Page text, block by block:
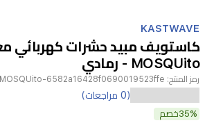
1
of
1
KASTWAVE
MOSQUito - رمادي
رمز المنتج: MOSQUito-6582a16428f0690019523ffe
كاستويف
(0 مراجعات)
35%خصم